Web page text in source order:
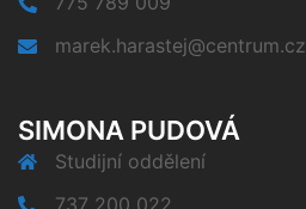
marek.harastej@centrum.cz
SIMONA PUDOVÁ
Studijní oddělení
737 200 022